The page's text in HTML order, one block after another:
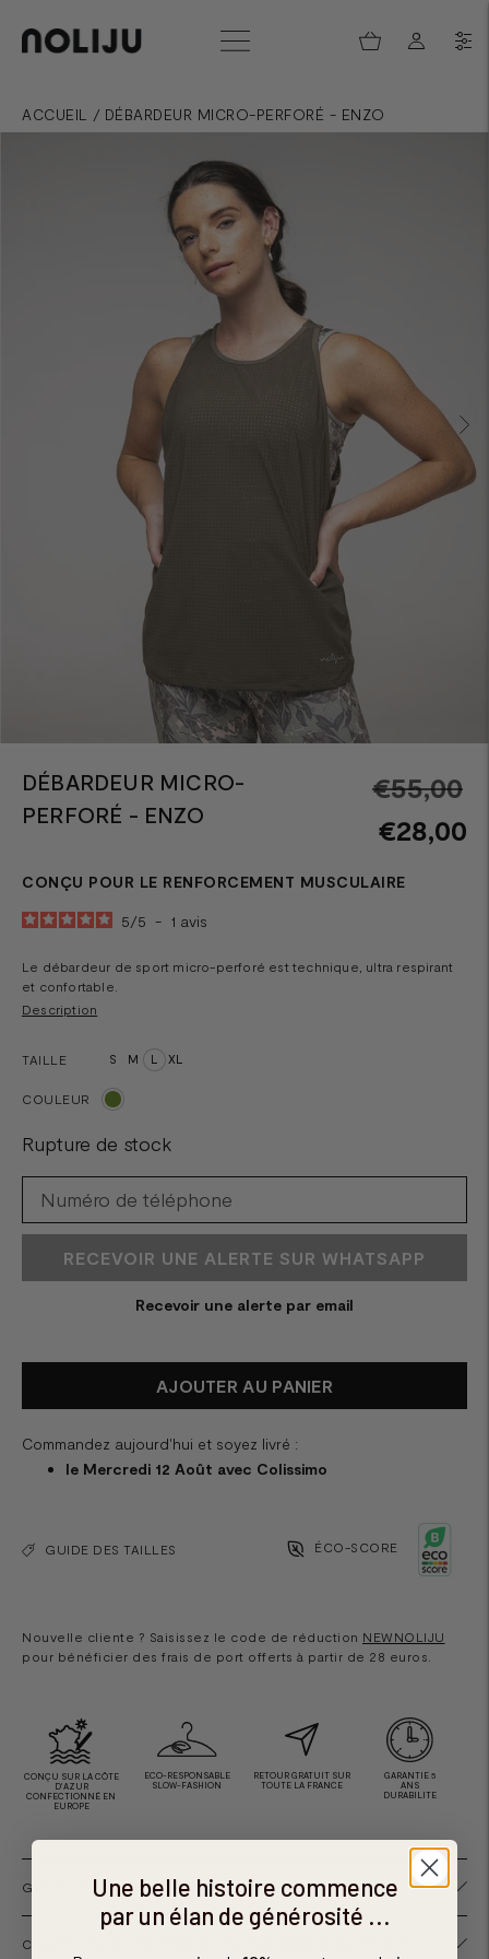
ACCUEIL / DÉBARDEUR MICRO-PERFORÉ - ENZO
DÉBARDEUR MICRO-
PERFORÉ - ENZO
€55,00
€28,00
CONÇU POUR LE RENFORCEMENT MUSCULAIRE
5/5 - 1 avis
Le débardeur de sport micro-perforé est technique, ultra respirant
et confortable.
Description
TAILLE S M L XL
COULEUR
Rupture de stock
RECEVOIR UNE ALERTE SUR WHATSAPP
Recevoir une alerte par email
AJOUTER AU PANIER
Commandez aujourd'hui et soyez livré :
le Mercredi 12 Août avec Colissimo
GUIDE DES TAILLES ÉCO-SCORE
Nouvelle cliente ? Saisissez le code de réduction NEWNOLIJU
pour bénéficier des frais de port offerts à partir de 28 euros.
CONÇU SUR LA CÔTE
D'AZUR
CONFECTIONNÉ EN
EUROPE
ECO-RESPONSABLE
SLOW-FASHION
RETOUR GRATUIT SUR
TOUTE LA FRANCE
GARANTIE 5
ANS
DURABILITE
GUIDE DES TAILLES
COMPOSITION ET ENTRETIEN DU DÉBARDEUR DE SPORT
Une belle histoire commence
par un élan de générosité ...